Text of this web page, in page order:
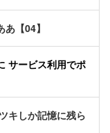
【04】
サービス利用でポ
キしか記憶に残ら